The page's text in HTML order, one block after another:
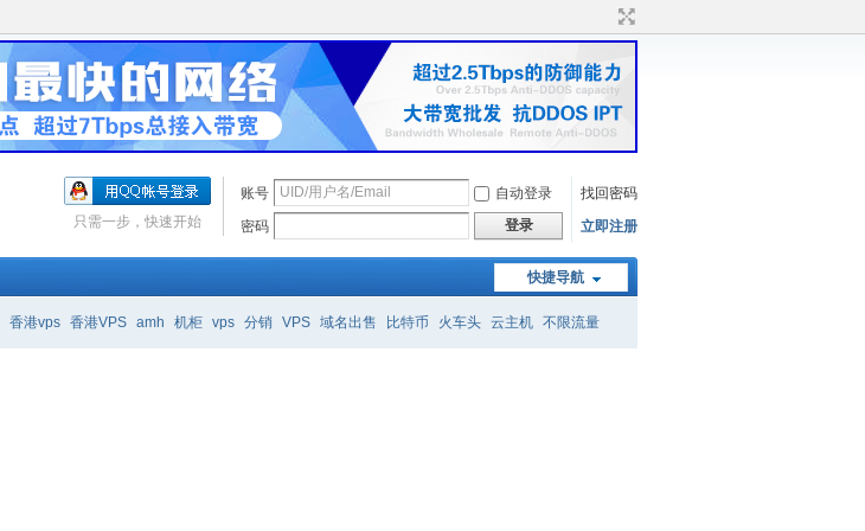
账号 自动登录
找回密码
密码
登录 立即注册
只需一步，快速开始
快捷导航
香港vps 香港VPS amh 机柜 vps 分销 VPS 域名出售 比特币 火车头 云主机 不限流量